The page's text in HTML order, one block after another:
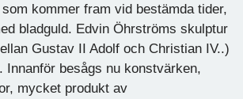
kommer fram vid bestämda tider,
bladguld. Edvin Öhrströms skulptur
Gustav II Adolf och Christian IV..)
Innanför besågs nu konstvärken,
mycket produkt av